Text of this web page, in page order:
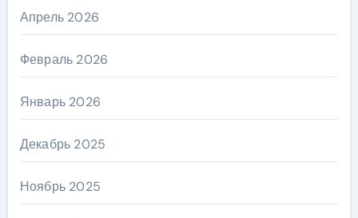
Апрель 2026
Февраль 2026
Январь 2026
Декабрь 2025
Ноябрь 2025